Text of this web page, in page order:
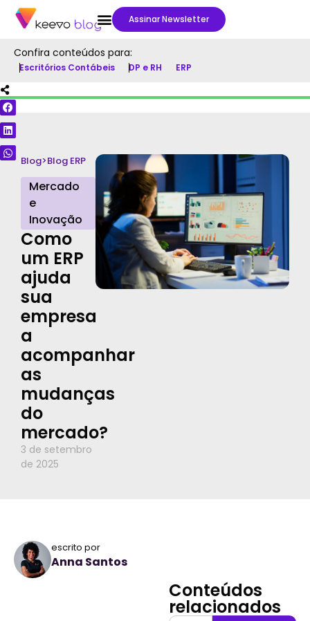
Assinar Newsletter
Confira conteúdos para:
Escritórios Contábeis DP e RH ERP
Blog>Blog ERP
Mercado
e
Inovação
Como
um ERP
ajuda
sua
empresa
a
acompanhar
as
mudanças
do
mercado?
3 de setembro
de 2025
escrito por
Anna Santos
Conteúdos
relacionados